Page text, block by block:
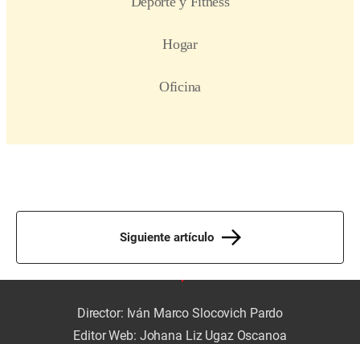
Siguiente artículo
Director: Iván Marco Slocovich Pardo
Editor Web: Johana Liz Ugaz Oscanoa